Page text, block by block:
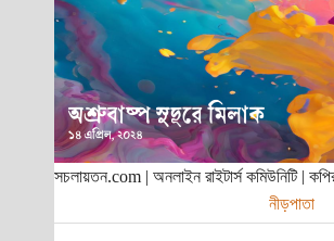
সচলায়তন.com | অনলাইন রাইটার্স কমিউনিটি |
নীড়পাতা